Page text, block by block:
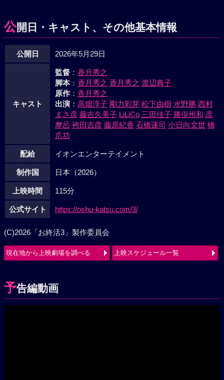
公開日・キャスト、その他基本情報
公開日 2026年5月29日
キャスト
監督：香月秀之
脚本：香月秀之 香月秀之 渡辺典子
原作：香月秀之
出演：高畑淳子 剛力彩芽 松下由樹 水野勝 西村
まさ彦 藤吉久美子 LiLiCo 三田佳子 勝俣州和 彦
摩呂 袴田吉彦 藤原紀香 石橋蓮司 小日向文世 橋
爪功
配給 イオンエンターテイメント
制作国 日本（2026）
上映時間 115分
公式サイト https://oshu-katsu.com/3/
(C)2026「お終活3」製作委員会
現在地から上映劇場を調べる 上映スケジュール一覧
予告編動画